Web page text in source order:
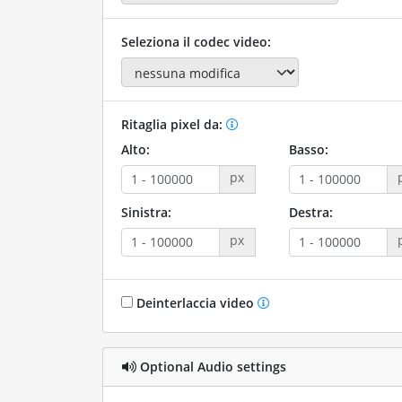
Seleziona il codec video:
Ritaglia pixel da:
Alto:
px
Basso:
Sinistra:
px
Destra:
Deinterlaccia video
Optional Audio settings